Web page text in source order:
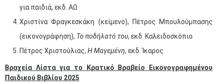
για παιδιά, εκδ. ΑΩ
Χριστίνα Φραγκεσκάκη (κείμενο), Πέτρος Μπουλούμπασης
(εικονογράφηση), Το ποδήλατό του, εκδ. Καλειδοσκόπιο
Πέτρος Χριστούλιας, HΜαγεμένη, εκδ. Ίκαρος
Βραχεία Λίστα για το Κρατικό Βραβείο Εικονογραφημένου
Παιδικού Βιβλίου 2025